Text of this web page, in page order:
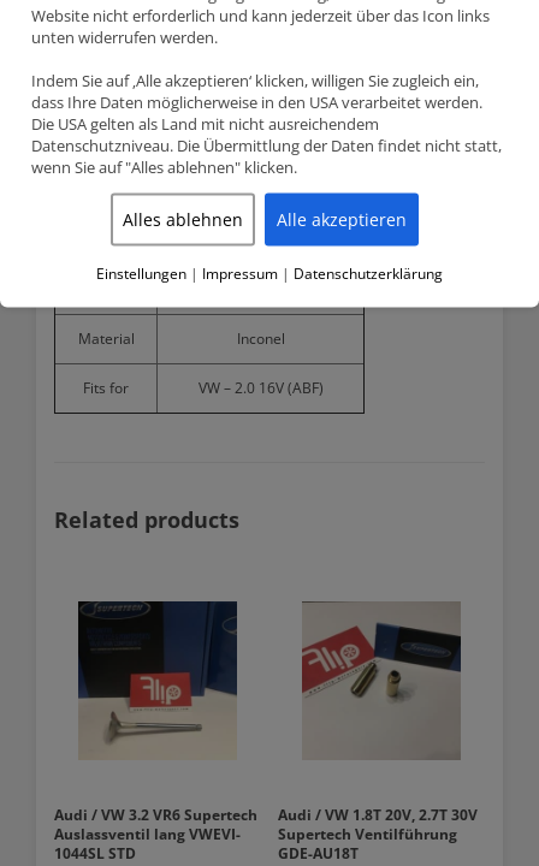
Muss mit Ventilhaltern mit einer Nut verwendet werden
Product detailed specification
Model number VWEVI-1032F
Head diameter 27.00mm
Stem diameter 7.00mm
98.20mm
Material Inconel
Fits for VW – 2.0 16V (ABF)
Related products
Audi / VW 3.2 VR6 Supertech
Auslassventil lang VWEVI-
1044SL STD
Audi / VW 1.8T 20V, 2.7T 30V
Supertech Ventilführung
GDE-AU18T
Website nicht erforderlich und kann jederzeit über das Icon links
unten widerrufen werden.
Indem Sie auf ‚Alle akzeptieren‘ klicken, willigen Sie zugleich ein,
dass Ihre Daten möglicherweise in den USA verarbeitet werden.
Die USA gelten als Land mit nicht ausreichendem
Datenschutzniveau. Die Übermittlung der Daten findet nicht statt,
wenn Sie auf "Alles ablehnen" klicken.
Alles ablehnen Alle akzeptieren
Einstellungen | Impressum | Datenschutzerklärung